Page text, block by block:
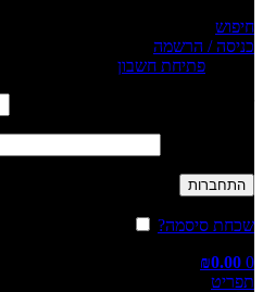
חיפוש
כניסה / הרשמה
פתיחת חשבון
התחברות
שכחת סיסמה?
0
₪0.00
תפריט